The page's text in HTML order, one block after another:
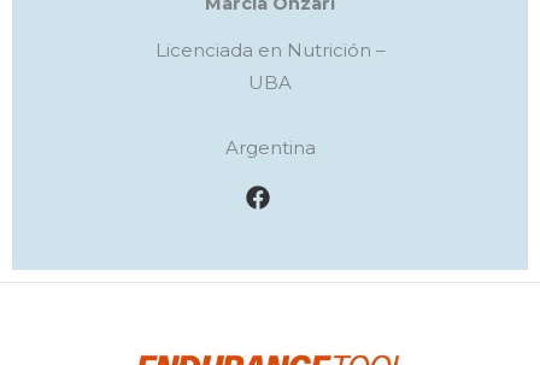
Licenciada en Nutrición –
UBA
Argentina